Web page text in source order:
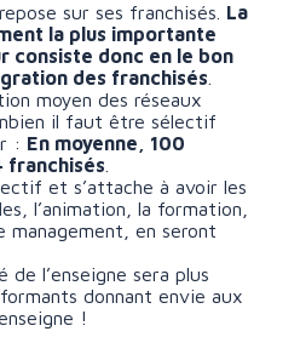
sur ses franchisés. La
la plus importante
consiste donc en le bon
des franchisés
moyen des réseaux
il faut être sélectif
: En moyenne, 100
franchisés
et s’attache à avoir les
l’animation, la formation,
management, en seront
l’enseigne sera plus
donnant envie aux
!